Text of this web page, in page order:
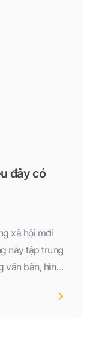
đây có
xã hội mới
này tập trung
văn bản, hình